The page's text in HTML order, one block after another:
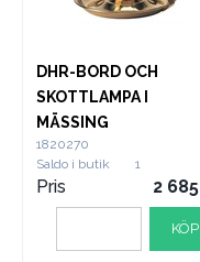
DHR-BORD OCH
SKOTTLAMPA I
MÄSSING
1820270
Saldo i butik
1
Pris 2 685
KÖP